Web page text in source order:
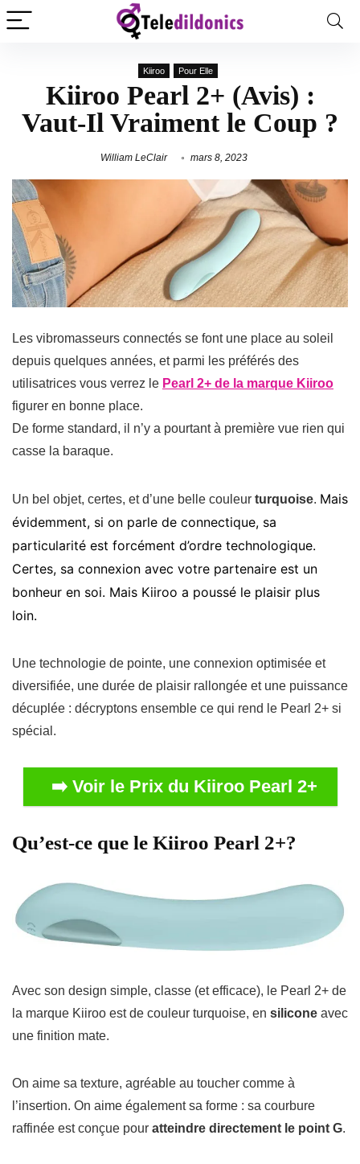
Kiiroo Pour Elle
Kiiroo Pearl 2+ (Avis) :
Vaut-Il Vraiment le Coup ?
William LeClair mars 8, 2023
Les vibromasseurs connectés se font une place au soleil
depuis quelques années, et parmi les préférés des
utilisatrices vous verrez le Pearl 2+ de la marque Kiiroo
figurer en bonne place.
De forme standard, il n’y a pourtant à première vue rien qui
casse la baraque.
Un bel objet, certes, et d’une belle couleur turquoise. Mais
évidemment, si on parle de connectique, sa
particularité est forcément d’ordre technologique.
Certes, sa connexion avec votre partenaire est un
bonheur en soi. Mais Kiiroo a poussé le plaisir plus
loin.
Une technologie de pointe, une connexion optimisée et
diversifiée, une durée de plaisir rallongée et une puissance
décuplée : décryptons ensemble ce qui rend le Pearl 2+ si
spécial.
➡️ Voir le Prix du Kiiroo Pearl 2+
Qu’est-ce que le Kiiroo Pearl 2+?
Avec son design simple, classe (et efficace), le Pearl 2+ de
la marque Kiiroo est de couleur turquoise, en silicone avec
une finition mate.
On aime sa texture, agréable au toucher comme à
l’insertion. On aime également sa forme : sa courbure
raffinée est conçue pour atteindre directement le point G.